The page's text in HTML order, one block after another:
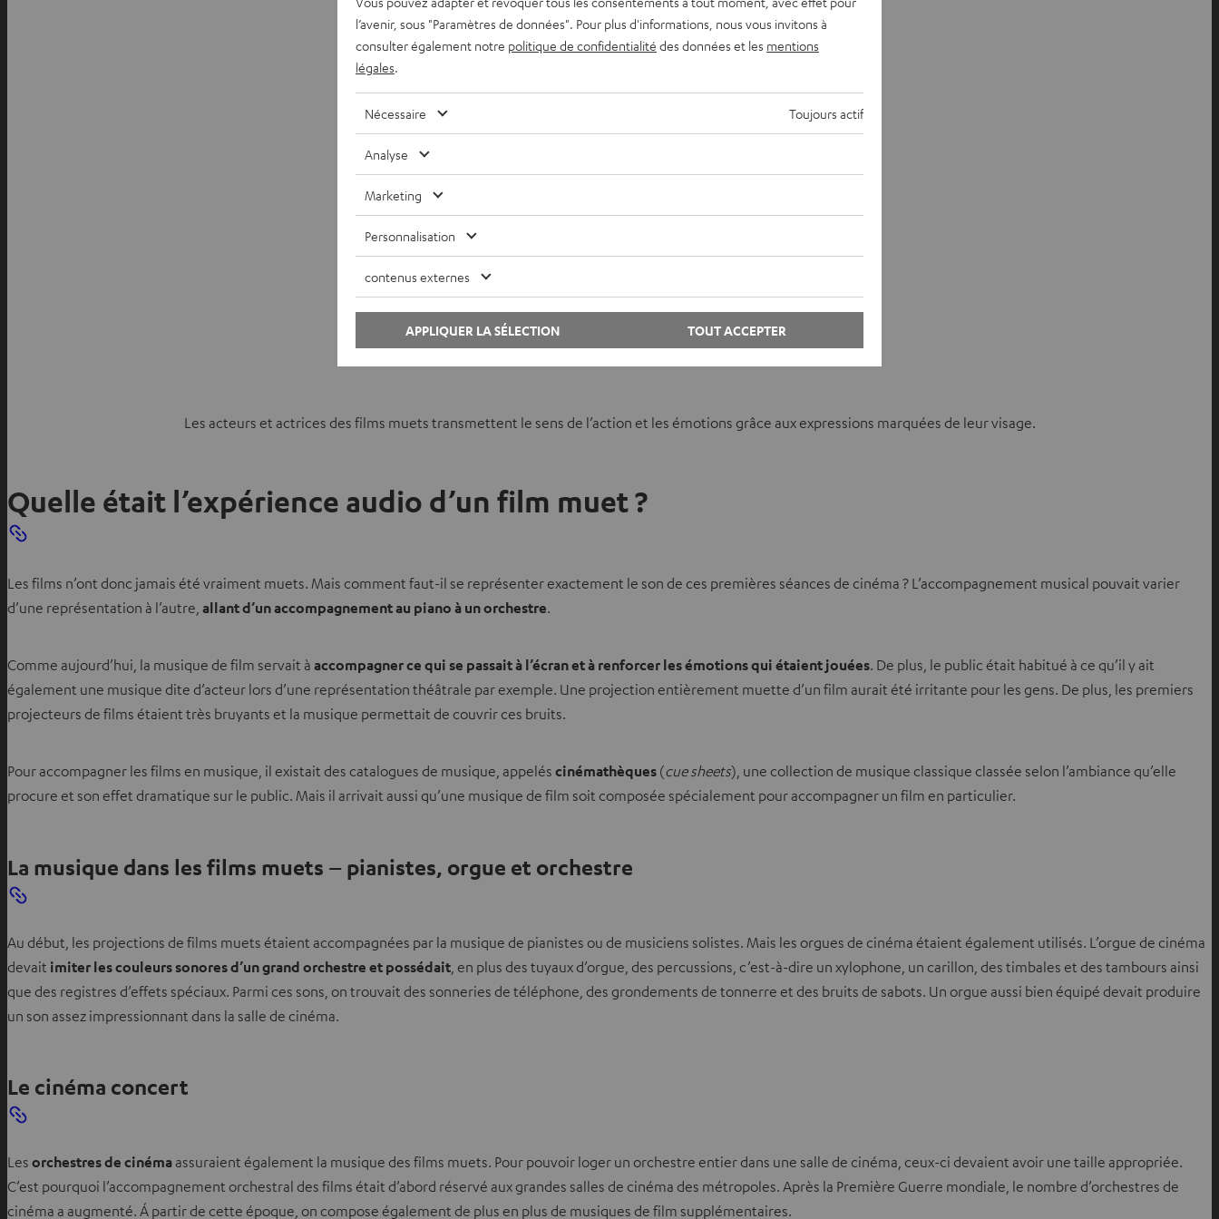
Les acteurs et actrices des films muets transmettent le sens de l’action et les émotions grâce aux expressions marquées de leur visage.
Quelle était l’expérience audio d’un film muet ?
Les films n’ont donc jamais été vraiment muets. Mais comment faut-il se représenter exactement le son de ces premières séances de cinéma ? L’accompagnement musical pouvait varier
d’une représentation à l’autre, allant d’un accompagnement au piano à un orchestre.
Comme aujourd’hui, la musique de film servait à accompagner ce qui se passait à l’écran et à renforcer les émotions qui étaient jouées. De plus, le public était habitué à ce qu’il y ait
également une musique dite d’acteur lors d’une représentation théâtrale par exemple. Une projection entièrement muette d’un film aurait été irritante pour les gens. De plus, les premiers
projecteurs de films étaient très bruyants et la musique permettait de couvrir ces bruits.
Pour accompagner les films en musique, il existait des catalogues de musique, appelés cinémathèques (cue sheets), une collection de musique classique classée selon l’ambiance qu’elle
procure et son effet dramatique sur le public. Mais il arrivait aussi qu’une musique de film soit composée spécialement pour accompagner un film en particulier.
La musique dans les films muets – pianistes, orgue et orchestre
Au début, les projections de films muets étaient accompagnées par la musique de pianistes ou de musiciens solistes. Mais les orgues de cinéma étaient également utilisés. L’orgue de cinéma
devait imiter les couleurs sonores d’un grand orchestre et possédait , en plus des tuyaux d’orgue, des percussions, c’est-à-dire un xylophone, un carillon, des timbales et des tambours ainsi
que des registres d’effets spéciaux. Parmi ces sons, on trouvait des sonneries de téléphone, des grondements de tonnerre et des bruits de sabots. Un orgue aussi bien équipé devait produire
un son assez impressionnant dans la salle de cinéma.
Le cinéma concert
Les orchestres de cinémaassuraient également la musique des films muets. Pour pouvoir loger un orchestre entier dans une salle de cinéma, ceux-ci devaient avoir une taille appropriée.
C’est pourquoi l’accompagnement orchestral des films était d’abord réservé aux grandes salles de cinéma des métropoles. Après la Première Guerre mondiale, le nombre d’orchestres de
cinéma a augmenté. Á partir de cette époque, on compose également de plus en plus de musiques de film supplémentaires.
l’avenir, sous "Paramètres de données". Pour plus d'informations, nous vous invitons à
consulter également notre politique de confidentialité des données et les mentions
légales.
Nécessaire Toujours actif
Analyse
Marketing
Personnalisation
contenus externes
TOUT ACCEPTER
APPLIQUER LA SÉLECTION